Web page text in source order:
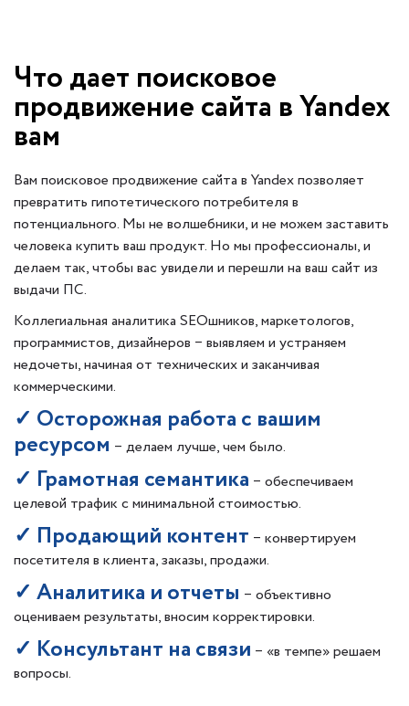
Что дает поисковое
продвижение сайта в Yandex
вам
Вам поисковое продвижение сайта в Yandex позволяет
превратить гипотетического потребителя в
потенциального. Мы не волшебники, и не можем заставить
человека купить ваш продукт. Но мы профессионалы, и
делаем так, чтобы вас увидели и перешли на ваш сайт из
выдачи ПС.
Коллегиальная аналитика SEOшников, маркетологов,
программистов, дизайнеров ‒ выявляем и устраняем
недочеты, начиная от технических и заканчивая
коммерческими.
✓ Осторожная работа с вашим
ресурсом ‒ делаем лучше, чем было.
✓ Грамотная семантика ‒ обеспечиваем
целевой трафик с минимальной стоимостью.
✓ Продающий контент ‒ конвертируем
посетителя в клиента, заказы, продажи.
✓ Аналитика и отчеты ‒ объективно
оцениваем результаты, вносим корректировки.
✓ Консультант на связи ‒ «в темпе» решаем
вопросы.